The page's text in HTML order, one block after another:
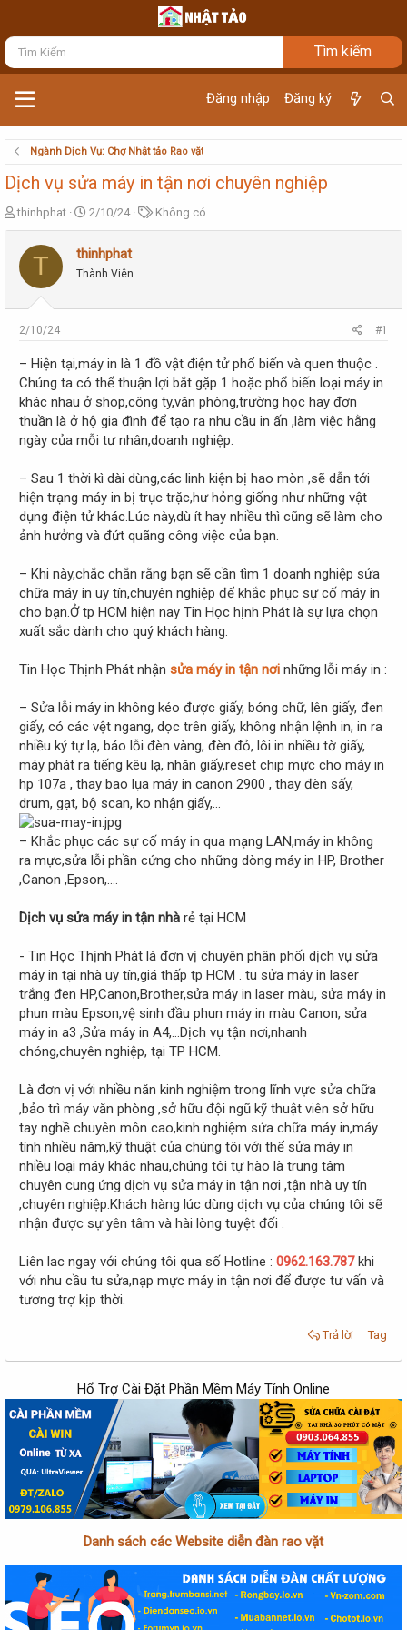
Đăng nhập Đăng ký
Ngành Dịch Vụ: Chợ Nhật tảo Rao vặt
Dịch vụ sửa máy in tận nơi chuyên nghiệp
T
h
e
a
s
e
r
thinhphat
N
g
y
g
i
2/10/24
T
ừ
Không có
T thinhphat
Thành Viên
2/10/24 #1
– Hiện tại,máy in là 1 đồ vật điện tử phổ biến và quen thuộc .
Chúng ta có thể thuận lợi bắt gặp 1 hoặc phổ biến loại máy in
khác nhau ở shop,công ty,văn phòng,trường học hay đơn
thuần là ở hộ gia đình để tạo ra nhu cầu in ấn ,làm việc hằng
ngày của mỗi tư nhân,doanh nghiệp.
– Sau 1 thời kì dài dùng,các linh kiện bị hao mòn ,sẽ dẫn tới
hiện trạng máy in bị trục trặc,hư hỏng giống như những vật
dụng điện tử khác.Lúc này,dù ít hay nhiều thì cũng sẽ làm cho
ảnh hưởng và đứt quãng công việc của bạn.
– Khi này,chắc chắn rằng bạn sẽ cần tìm 1 doanh nghiệp sửa
chữa máy in uy tín,chuyên nghiệp để khắc phục sự cố máy in
cho bạn.Ở tp HCM hiện nay Tin Học hịnh Phát là sự lựa chọn
xuất sắc dành cho quý khách hàng.
Tin Học Thịnh Phát nhận sửa máy in tận nơi những lỗi máy in :
– Sửa lỗi máy in không kéo được giấy, bóng chữ, lên giấy, đen
giấy, có các vệt ngang, dọc trên giấy, không nhận lệnh in, in ra
nhiều ký tự lạ, báo lỗi đèn vàng, đèn đỏ, lôi in nhiều tờ giấy,
máy phát ra tiếng kêu lạ, nhăn giấy,reset chip mực cho máy in
hp 107a , thay bao lụa máy in canon 2900 , thay đèn sấy,
drum, gạt, bộ scan, ko nhận giấy,…
– Khắc phục các sự cố máy in qua mạng LAN,máy in không
ra mực,sửa lỗi phần cứng cho những dòng máy in HP, Brother
,Canon ,Epson,….
Dịch vụ sửa máy in tận nhà rẻ tại HCM
- Tin Học Thịnh Phát là đơn vị chuyên phân phối dịch vụ sửa
máy in tại nhà uy tín,giá thấp tp HCM . tu sửa máy in laser
trắng đen HP,Canon,Brother,sửa máy in laser màu, sửa máy in
phun màu Epson,vệ sinh đầu phun máy in màu Canon, sửa
máy in a3 ,Sửa máy in A4,…Dịch vụ tận nơi,nhanh
chóng,chuyên nghiệp, tại TP HCM.
Là đơn vị với nhiều năn kinh nghiệm trong lĩnh vực sửa chữa
,bảo trì máy văn phòng ,sở hữu đội ngũ kỹ thuật viên sở hữu
tay nghề chuyên môn cao,kinh nghiệm sửa chữa máy in,máy
tính nhiều năm,kỹ thuật của chúng tôi với thể sửa máy in
nhiều loại máy khác nhau,chúng tôi tự hào là trung tâm
chuyên cung ứng dịch vụ sửa máy in tận nơi ,tận nhà uy tín
,chuyên nghiệp.Khách hàng lúc dùng dịch vụ của chúng tôi sẽ
nhận được sự yên tâm và hài lòng tuyệt đối .
Liên lac ngay với chúng tôi qua số Hotline : 0962.163.787 khi
với nhu cầu tu sửa,nạp mực máy in tận nơi để được tư vấn và
tương trợ kịp thời.
Trả lời Tag
Hổ Trợ Cài Đặt Phần Mềm Máy Tính Online
Danh sách các Website diễn đàn rao vặt